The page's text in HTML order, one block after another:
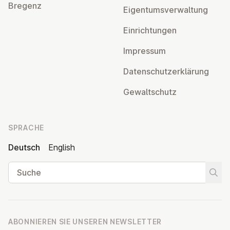
Bregenz
Ei­gen­tums­ver­wal­tung
Ein­rich­tun­gen
Impressum
Da­ten­schutz­er­klä­rung
Ge­walt­schutz
SPRACHE
Deutsch
English
Suche
ABONNIEREN SIE UNSEREN NEWSLETTER